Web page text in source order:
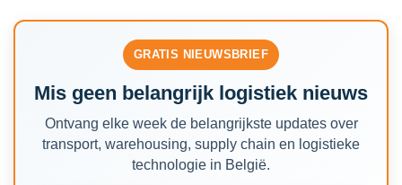
GRATIS NIEUWSBRIEF
Mis geen belangrijk logistiek nieuws
Ontvang elke week de belangrijkste updates over
transport, warehousing, supply chain en logistieke
technologie in België.